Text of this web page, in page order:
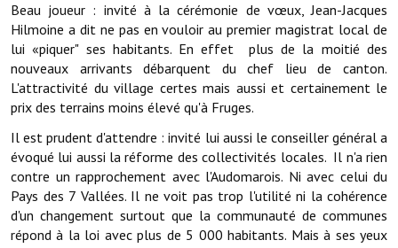
Terrains et maisons à vendre
Etablissements scolaires
Equipements sportifs
Commerçants, artisans
Commerces et professions libérales
Exploitants agricoles
Beau joueur : invité à la cérémonie de vœux, Jean-Jacques
Hilmoine a dit ne pas en vouloir au premier magistrat local de
lui «piquer" ses habitants. En effet plus de la moitié des
nouveaux arrivants débarquent du chef lieu de canton.
L'attractivité du village certes mais aussi et certainement le
prix des terrains moins élevé qu'à Fruges.
Il est prudent d'attendre : invité lui aussi le conseiller général a
évoqué lui aussi la réforme des collectivités locales. Il n'a rien
contre un rapprochement avec l'Audomarois. Ni avec celui du
Pays des 7 Vallées. Il ne voit pas trop l'utilité ni la cohérence
d'un changement surtout que la communauté de communes
répond à la loi avec plus de 5 000 habitants. Mais à ses yeux